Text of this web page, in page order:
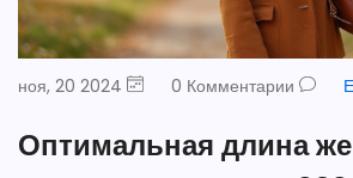
ноя, 20 2024 0 Комментарии
Оптимальная длина